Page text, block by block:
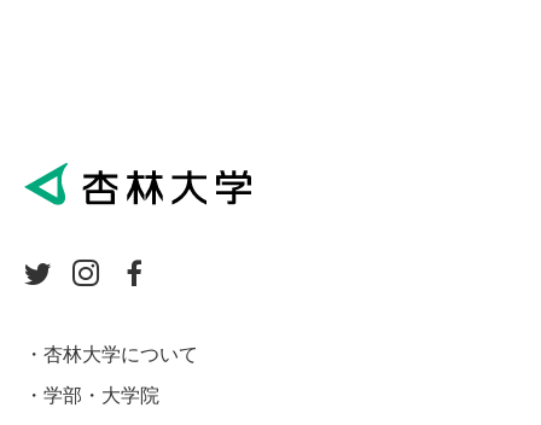
杏林大学について
学部・大学院